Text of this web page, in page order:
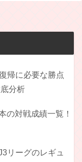
帰に必要な勝点
分析
の対戦成績一覧！
リーグのレギュ